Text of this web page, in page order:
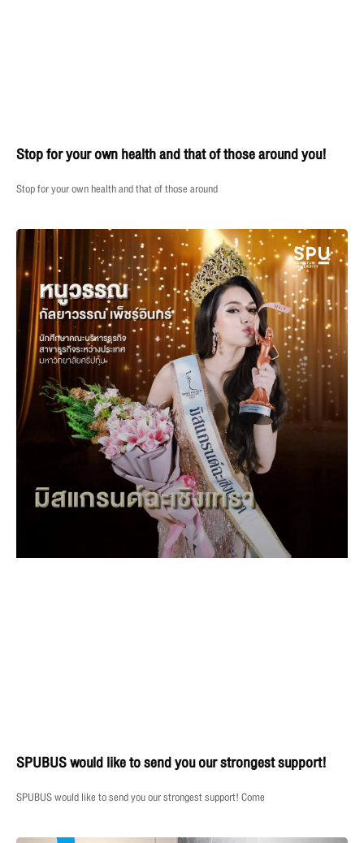
Stop for your own health and that of those around you!
Stop for your own health and that of those around
SPUBUS would like to send you our strongest support!
SPUBUS would like to send you our strongest support! Come